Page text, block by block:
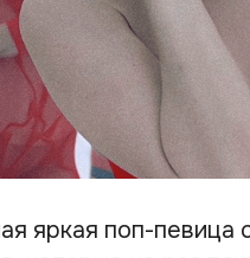
яркая поп-певица